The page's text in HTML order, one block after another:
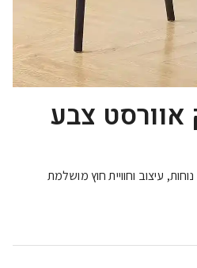
צבע
עיצוב וחוויית חוץ מושלמת